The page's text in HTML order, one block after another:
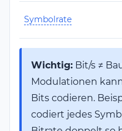
Symbolrate
Wichtig: Bit/s ≠
Modulationen
Bits codieren.
codiert jedes